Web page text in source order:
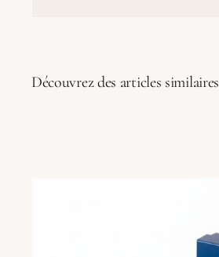
Découvrez des articles similaires